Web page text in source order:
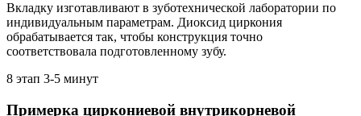
Вкладку изготавливают в зуботехнической лаборатории по
индивидуальным параметрам. Диоксид циркония
обрабатывается так, чтобы конструкция точно
соответствовала подготовленному зубу.
8 этап 3-5 минут
Примерка циркониевой внутрикорневой